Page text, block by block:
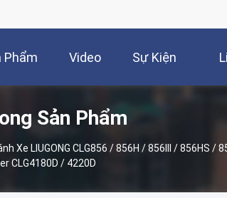
Phẩm Video Sự Kiện
Sản Phẩm
Xe LIUGONG CLG856 / 856H / 856III / 856HS /
CLG4180D / 4220D